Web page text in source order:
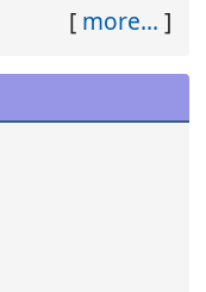
[ more... ]